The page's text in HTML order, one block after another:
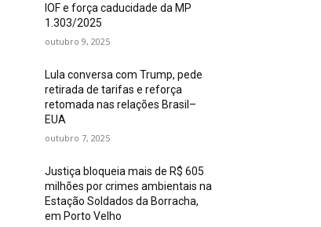
IOF e força caducidade da MP
1.303/2025
outubro 9, 2025
Lula conversa com Trump, pede
retirada de tarifas e reforça
retomada nas relações Brasil–
EUA
outubro 7, 2025
Justiça bloqueia mais de R$ 605
milhões por crimes ambientais na
Estação Soldados da Borracha,
em Porto Velho